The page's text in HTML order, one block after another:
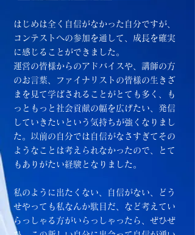
はじめは全く自信がなかった自分ですが、
コンテストへの参加を通して、成長を確実
に感じることができました。
運営の皆様からのアドバイスや、講師の方
のお言葉、ファイナリストの皆様の生きざ
まを見て学ばされることがとても多く、も
っともっと社会貢献の幅を広げたい、発信
していきたいという気持ちが強くなりまし
た。以前の自分では自信がなさすぎてその
ようなことは考えられなかったので、とて
もありがたい経験となりました。
私のように出たくない、自信がない、どう
せやっても私なんか駄目だ、など考えてい
らっしゃる方がいらっしゃったら、ぜひぜ